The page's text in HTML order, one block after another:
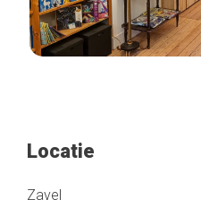
Locatie
Zavel